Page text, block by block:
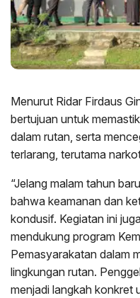
Menurut Ridar Firdaus
bertujuan untuk
dalam rutan, serta
terlarang, terutama
“Jelang malam tahun
bahwa keamanan dan
kondusif. Kegiatan ini
mendukung program
Pemasyarakatan dalam
lingkungan rutan.
menjadi langkah konkret